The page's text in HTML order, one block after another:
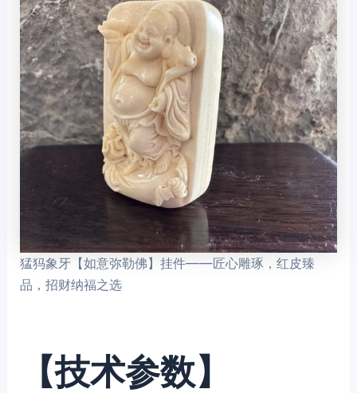
猛犸象牙【如意弥勒佛】挂件——匠心雕琢，红皮臻
品，招财纳福之选
【技术参数】